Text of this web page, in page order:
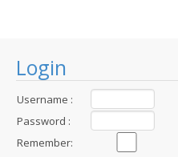
Login
Username :
Password :
Remember: